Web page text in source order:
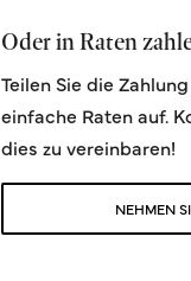
Oder in Raten
Teilen Sie die
einfache Raten auf.
dies zu vereinbaren!
NEHMEN